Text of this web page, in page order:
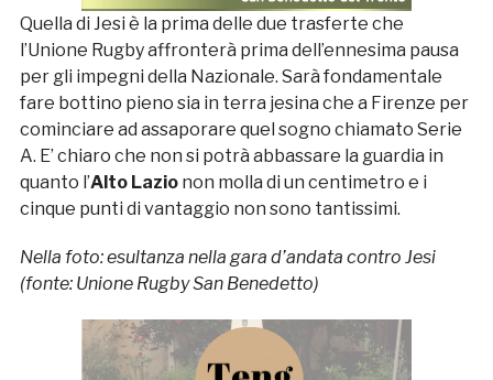
Quella di Jesi è la prima delle due trasferte che
l’Unione Rugby affronterà prima dell’ennesima pausa
per gli impegni della Nazionale. Sarà fondamentale
fare bottino pieno sia in terra jesina che a Firenze per
cominciare ad assaporare quel sogno chiamato Serie
A. E’ chiaro che non si potrà abbassare la guardia in
quanto l’Alto Lazionon molla di un centimetro e i
cinque punti di vantaggio non sono tantissimi.
Nella foto: esultanza nella gara d’andata contro Jesi
(fonte: Unione Rugby San Benedetto)